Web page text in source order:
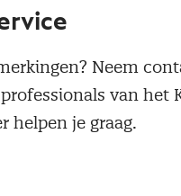
Neem
van het
helpen je graag.